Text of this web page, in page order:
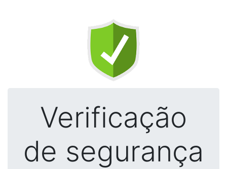
Verificação
de segurança